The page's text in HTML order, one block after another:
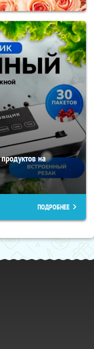
на
ПОДРОБНЕЕ